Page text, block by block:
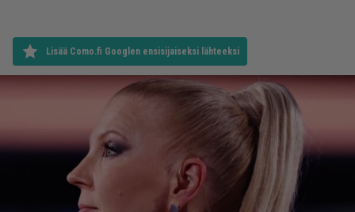
Lisää Como.fi Googlen ensisijaiseksi lähteeksi